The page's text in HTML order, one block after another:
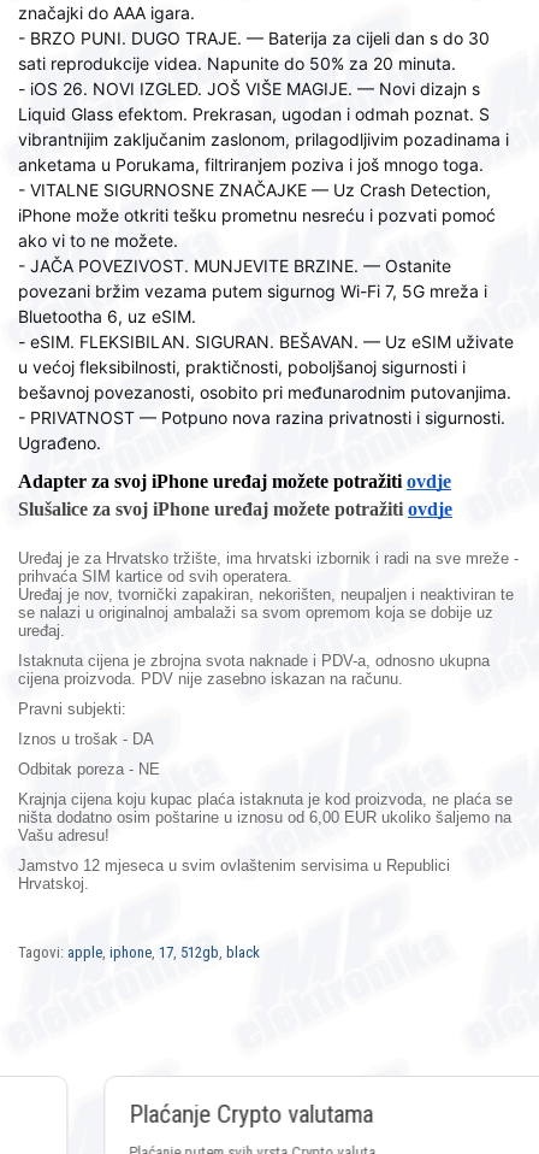
značajki do AAA igara.
- BRZO PUNI. DUGO TRAJE. — Baterija za cijeli dan s do 30
sati reprodukcije videa. Napunite do 50% za 20 minuta.
- iOS 26. NOVI IZGLED. JOŠ VIŠE MAGIJE. — Novi dizajn s
Liquid Glass efektom. Prekrasan, ugodan i odmah poznat. S
vibrantnijim zaključanim zaslonom, prilagodljivim pozadinama i
anketama u Porukama, filtriranjem poziva i još mnogo toga.
- VITALNE SIGURNOSNE ZNAČAJKE — Uz Crash Detection,
iPhone može otkriti tešku prometnu nesreću i pozvati pomoć
ako vi to ne možete.
- JAČA POVEZIVOST. MUNJEVITE BRZINE. — Ostanite
povezani bržim vezama putem sigurnog Wi-Fi 7, 5G mreža i
Bluetootha 6, uz eSIM.
- eSIM. FLEKSIBILAN. SIGURAN. BEŠAVAN. — Uz eSIM uživate
u većoj fleksibilnosti, praktičnosti, poboljšanoj sigurnosti i
bešavnoj povezanosti, osobito pri međunarodnim putovanjima.
- PRIVATNOST — Potpuno nova razina privatnosti i sigurnosti.
Ugrađeno.
Adapter za svoj iPhone uređaj možete potražiti ovdje
Slušalice za svoj iPhone uređaj možete potražiti ovdje
Uređaj je za Hrvatsko tržište, ima hrvatski izbornik i radi na sve mreže -
prihvaća SIM kartice od svih operatera.
Uređaj je nov, tvornički zapakiran, nekorišten, neupaljen i neaktiviran te
se nalazi u originalnoj ambalaži sa svom opremom koja se dobije uz
uređaj.
Istaknuta cijena je zbrojna svota naknade i PDV-a, odnosno ukupna
cijena proizvoda. PDV nije zasebno iskazan na računu.
Pravni subjekti:
Iznos u trošak - DA
Odbitak poreza - NE
Krajnja cijena koju kupac plaća istaknuta je kod proizvoda, ne plaća se
ništa dodatno osim poštarine u iznosu od 6,00 EUR ukoliko šaljemo na
Vašu adresu!
Jamstvo 12 mjeseca u svim ovlaštenim servisima u Republici
Hrvatskoj.
Tagovi: apple, iphone, 17, 512gb, black
Plaćanje Crypto valutama